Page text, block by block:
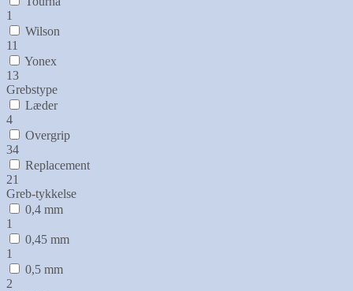
1
Wilson
11
Yonex
13
Grebstype
Læder
4
Overgrip
34
Replacement
21
Greb-tykkelse
0,4 mm
1
0,45 mm
1
0,5 mm
2